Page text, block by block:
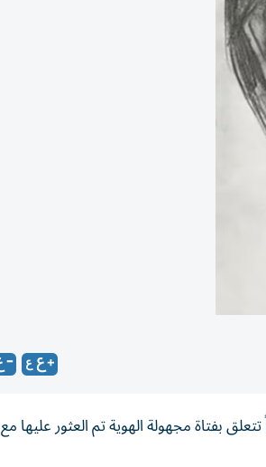
(الإنتربول) من الفرنسيين المساعدة على حل قضية قتل عمرها 42 عاماً تتعلق بفتاة مجهولة الهوية تم العثور عليها مع